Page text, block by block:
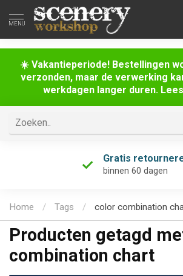
☀️ Vakantieperiode! Bestellingen
verzonden, maar de verwerking
werkdagen langer duren.
MENU
Gratis
binnen 60 dagen
Home / Tags / color combination
Producten getagd
combination chart